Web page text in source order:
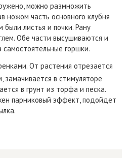
можно размножить
ножом часть основного клубня
были листья и почки. Рану
Обе части высушиваются и
горшки.
От растения отрезается
замачивается в стимуляторе
в грунт из торфа и песка.
парниковый эффект, подойдет